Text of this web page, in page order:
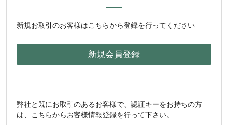
新規お取引のお客様はこちらから登録を行ってください
弊社と既にお取引のあるお客様で、認証キーをお持ちの方
は、こちらからお客様情報登録を行って下さい。